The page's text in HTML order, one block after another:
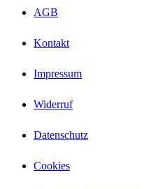
AGB
Kontakt
Impressum
Widerruf
Datenschutz
Cookies